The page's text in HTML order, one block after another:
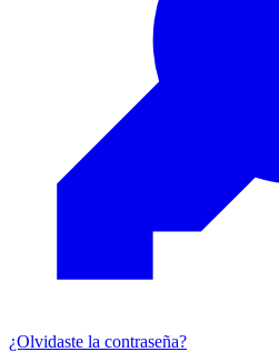
¿Olvidaste la contraseña?